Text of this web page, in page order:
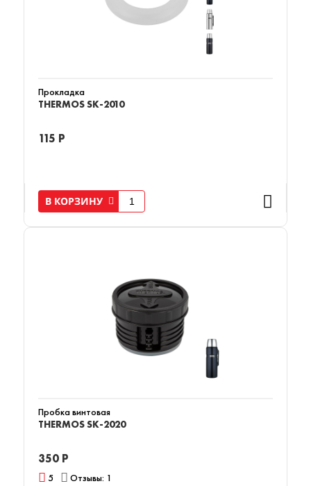
Прокладка
THERMOS SK-2010
115 Р
В КОРЗИНУ
Пробка винтовая
THERMOS SK-2020
350 Р
5 Отзывы: 1